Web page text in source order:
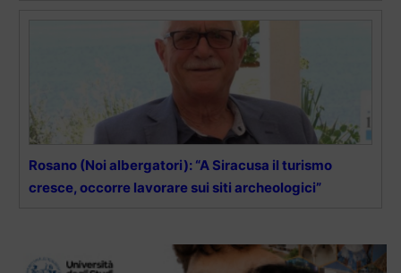
Rosano (Noi albergatori): “A Siracusa il turismo
cresce, occorre lavorare sui siti archeologici”